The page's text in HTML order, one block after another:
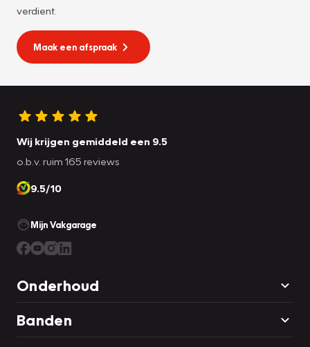
verdient.
Maak een afspraak
Wij krijgen gemiddeld een 9.5
o.b.v. ruim 165 reviews
9.5/10
Mijn Vakgarage
Onderhoud
Banden